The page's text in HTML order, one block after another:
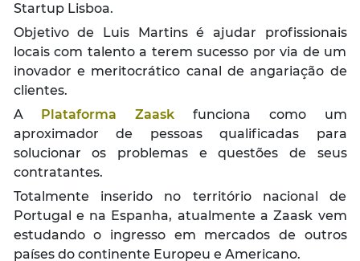
Startup Lisboa.
Objetivo de Luis Martins é ajudar profissionais
locais com talento a terem sucesso por via de um
inovador e meritocrático canal de angariação de
clientes.
A Plataforma Zaask funciona como um
aproximador de pessoas qualificadas para
solucionar os problemas e questões de seus
contratantes.
Totalmente inserido no território nacional de
Portugal e na Espanha, atualmente a Zaask vem
estudando o ingresso em mercados de outros
países do continente Europeu e Americano.